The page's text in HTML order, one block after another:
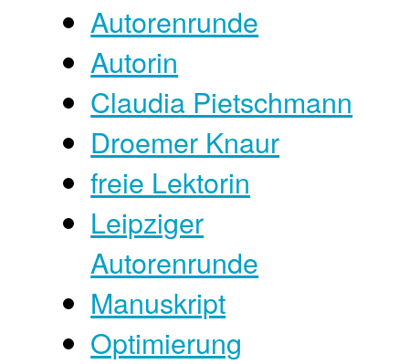
Autorenrunde
Autorin
Claudia Pietschmann
Droemer Knaur
freie Lektorin
Leipziger
Autorenrunde
Manuskript
Optimierung